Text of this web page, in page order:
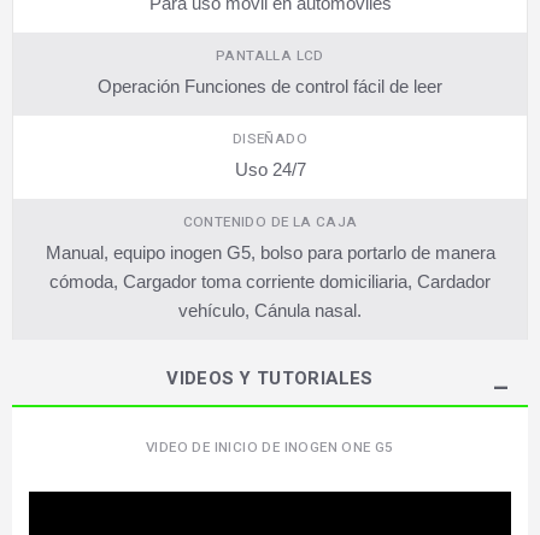
PANTALLA LCD
Operación Funciones de control fácil de leer
DISEÑADO
Uso 24/7
CONTENIDO DE LA CAJA
Manual, equipo inogen G5, bolso para portarlo de manera
cómoda, Cargador toma corriente domiciliaria, Cardador
vehículo, Cánula nasal.
VIDEOS Y TUTORIALES
VIDEO DE INICIO DE INOGEN ONE G5